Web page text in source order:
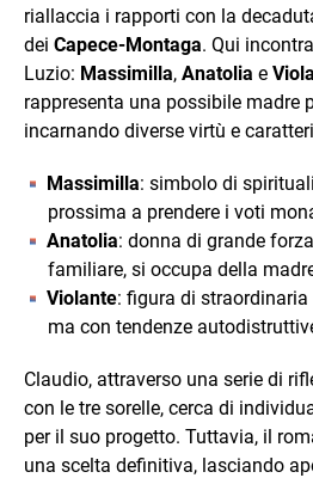
riallaccia i rapporti con la
dei Capece-Montaga. Qui
Luzio: Massimilla, Anatolia e
rappresenta una possibile madre
incarnando diverse virtù e
Massimilla: simbolo di
prossima a prendere i voti
Anatolia: donna di grande
familiare, si occupa della
Violante: figura di
ma con tendenze
Claudio, attraverso una serie di
con le tre sorelle, cerca di
per il suo progetto. Tuttavia, il
una scelta definitiva, lasciando